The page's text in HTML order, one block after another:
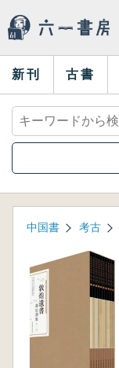
新刊 古書
中国書 考古